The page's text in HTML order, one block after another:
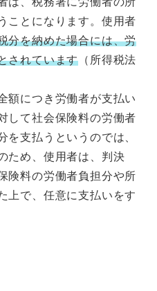
ことになります。使用者
分を納めた場合には、労
されています （所得税法
額につき労働者が支払い
して社会保険料の労働者
を支払うというのでは、
ため、使用者は、判決
険料の労働者負担分や所
上で、任意に支払いをす